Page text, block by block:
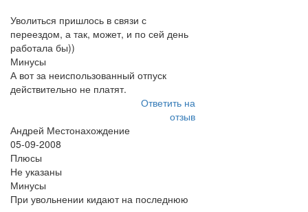
Уволиться пришлось в связи с
переездом, а так, может, и по сей день
работала бы))
Минусы
А вот за неиспользованный отпуск
действительно не платят.
Ответить на
отзыв
Андрей Местонахождение
05-09-2008
Плюсы
Не указаны
Минусы
При увольнении кидают на последнюю